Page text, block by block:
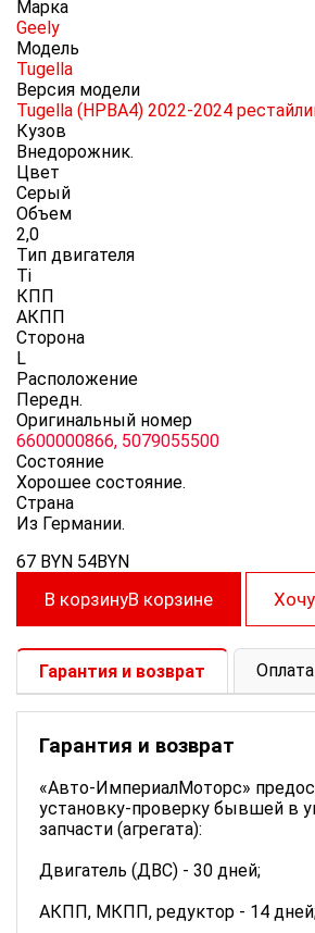
Марка
Geely
Модель
Tugella
Версия модели
Tugella (HPBA4) 2022-2024
Кузов
Внедорожник.
Цвет
Серый
Объем
2,0
Тип двигателя
Ti
КПП
АКПП
Сторона
L
Расположение
Передн.
Оригинальный номер
6600000866, 5079055500
Состояние
Хорошее состояние.
Cтрана
Из Германии.
67 BYN 54BYN
В корзинуВ корзине
Гарантия и возврат
Гарантия и возврат
«Авто-ИмпериалМоторс»
установку-проверку бывшей в
запчасти (агрегата):
Двигатель (ДВС) - 30 дней;
АКПП, МКПП, редуктор - 14